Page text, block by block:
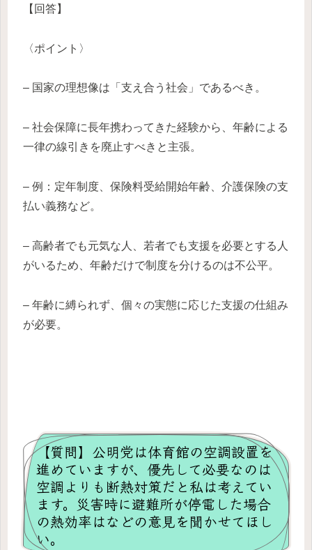
【回答】
〈ポイント〉
– 国家の理想像は「支え合う社会」であるべき。
– 社会保障に長年携わってきた経験から、年齢による
一律の線引きを廃止すべきと主張。
– 例：定年制度、保険料受給開始年齢、介護保険の支
払い義務など。
– 高齢者でも元気な人、若者でも支援を必要とする人
がいるため、年齢だけで制度を分けるのは不公平。
– 年齢に縛られず、個々の実態に応じた支援の仕組み
が必要。
【質問】公明党は体育館の空調設置を
進めていますが、優先して必要なのは
空調よりも断熱対策だと私は考えてい
ます。災害時に避難所が停電した場合
の熱効率はなどの意見を聞かせてほし
い。